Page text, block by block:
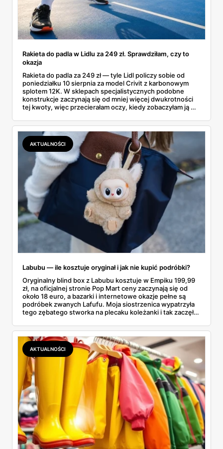
Rakieta do padla w Lidlu za 249 zł. Sprawdziłam, czy to
okazja
Rakieta do padla za 249 zł — tyle Lidl policzy sobie od
poniedziałku 10 sierpnia za model Crivit z karbonowym
splotem 12K. W sklepach specjalistycznych podobne
konstrukcje zaczynają się od mniej więcej dwukrotności
tej kwoty, więc przecierałam oczy, kiedy zobaczyłam ją w
najszybciej rosnący sport w Polsce: kortów przybywa
lawinowo, a chętnych jeszcze szybciej. Sprawdziłam, co
dokładnie dostajemy za te pieniądze i komu taka rakieta
faktycznie wystarczy.
AKTUALNOŚCI
Labubu — ile kosztuje oryginał i jak nie kupić podróbki?
Oryginalny blind box z Labubu kosztuje w Empiku 199,99
zł, na oficjalnej stronie Pop Mart ceny zaczynają się od
około 18 euro, a bazarki i internetowe okazje pełne są
podróbek zwanych Lafufu. Moja siostrzenica wypatrzyła
tego zębatego stworka na plecaku koleżanki i tak zaczęło
kosztuje i po czym poznać, że sprzedawca nie wciska nam
podróbki. Spisałam wszystko, czego się dowiedziałam —
łącznie z jedną wpadką, o której za chwilę.
AKTUALNOŚCI